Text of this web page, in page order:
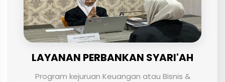
LAYANAN PERBANKAN SYARI'AH
Program kejuruan Keuangan atau Bisnis &